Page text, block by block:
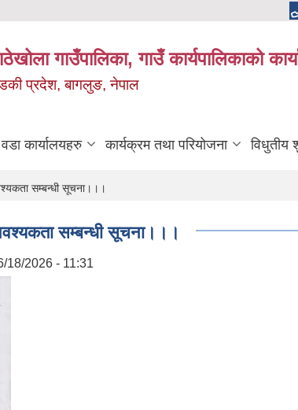
गाउँपालिका, गाउँ कार्यपालिकाको
प्रदेश, बागलुङ, नेपाल
वडा कार्यालयहरु कार्यक्रम तथा परियोजना विधुतीय
सम्बन्धी सूचना।।।
सम्बन्धी सूचना।।।
18/2026 - 11:31